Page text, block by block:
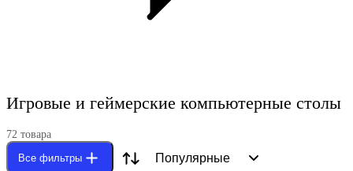
Игровые и геймерские компьютерные столы
72 товара
Все фильтры
Популярные